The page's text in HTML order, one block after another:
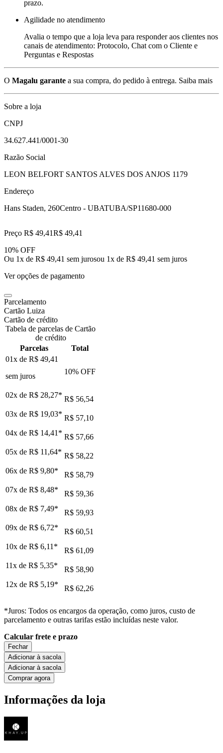
prazo.
Agilidade no atendimento
Avalia o tempo que a loja leva para responder aos clientes nos
canais de atendimento: Protocolo, Chat com o Cliente e
Perguntas e Respostas
O Magalu garante a sua compra, do pedido à entrega. Saiba mais
Sobre a loja
CNPJ
34.627.441/0001-30
Razão Social
LEON BELFORT SANTOS ALVES DOS ANJOS 1179
Endereço
Hans Staden, 260Centro - UBATUBA/SP11680-000
Preço R$ 49,41R$ 49,41
10% OFF
Ou 1x de R$ 49,41 sem jurosou 1x de R$ 49,41 sem juros
Ver opções de pagamento
Parcelamento
Cartão Luiza
Cartão de crédito
Tabela de parcelas de Cartão
de crédito
Parcelas
Total
01x de R$ 49,41
sem juros
10% OFF
02x de R$ 28,27* R$ 56,54
03x de R$ 19,03* R$ 57,10
04x de R$ 14,41 * R$ 57,66
05x de R$ 11,64* R$ 58,22
06x de R$ 9,80*
R$ 58,79
07x de R$ 8,48*
R$ 59,36
08x de R$ 7,49*
R$ 59,93
09x de R$ 6,72*
R$ 60,51
10x de R$ 6,11 *
R$ 61,09
11x de R$ 5,35*
R$ 58,90
12x de R$ 5,19* R$ 62,26
*Juros: Todos os encargos da operação, como juros, custo de
parcelamento e outras tarifas estão incluídas neste valor.
Calcular frete e prazo
Fechar
Adicionar à sacola
Adicionar à sacola
Comprar agora
Informações da loja